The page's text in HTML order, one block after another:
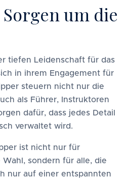
um die
tiefen Leidenschaft für das
in ihrem Engagement für
steuern nicht nur die
als Führer, Instruktoren
dafür, dass jedes Detail
verwaltet wird.
ist nicht nur für
sondern für alle, die
nur auf einer entspannten